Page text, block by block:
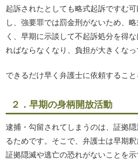
起訴されたとしても略式起訴ですむ
し、強要罪では罰金刑がないため、
く、早期に示談して不起訴処分を得
ればならなくなり、負担が大きくなっ
できるだけ早く弁護士に依頼すること
２．早期の身柄開放活動
逮捕・勾留されてしまうのは、証拠
るためです。そこで、弁護士は早期
証拠隠滅や逃亡の恐れがないことを